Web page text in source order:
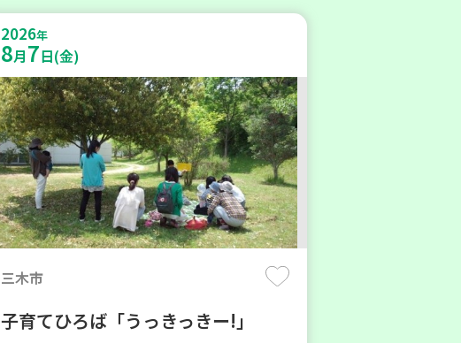
2026年
8月7日(金)
三木市
子育てひろば「うっきっきー!」